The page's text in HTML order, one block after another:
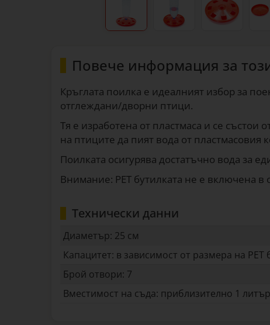
Повече информация за
Кръглата поилка е идеалният избор за
отглеждани/дворни птици.
Тя е изработена от пластмаса и се състои
на птиците да пият вода от пластмасовия
Поилката осигурява достатъчно вода за
Внимание: PET бутилката не е включена в
Технически данни
Диаметър: 25 см
Капацитет: в зависимост от размера на PET
Брой отвори: 7
Вместимост на съда: приблизително 1 литър